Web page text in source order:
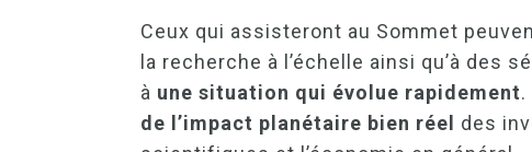
Ceux qui assisteront au Sommet
la recherche à l’échelle ainsi qu’à des
à une situation qui évolue rapidement.
de l’impact planétaire bien réel
des